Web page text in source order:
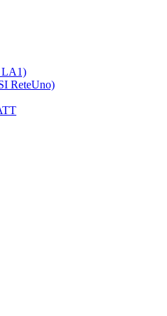
LA1)
ReteUno)